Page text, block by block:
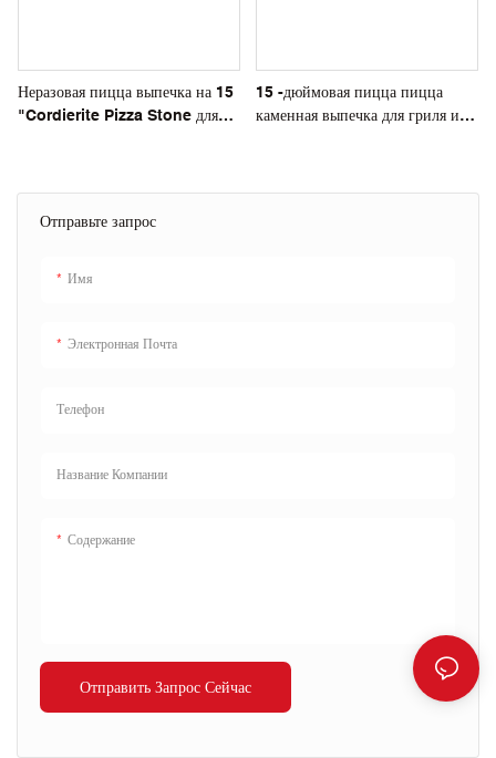
Отправьте запрос
Имя
Электронная Почта
Телефон
Название Компании
Содержание
Отправить Запрос Сейчас
Неразовая пицца выпечка на 15
"Cordierite Pizza Stone для
15 -дюймовая пицца пицца
каменная выпечка для гриля и